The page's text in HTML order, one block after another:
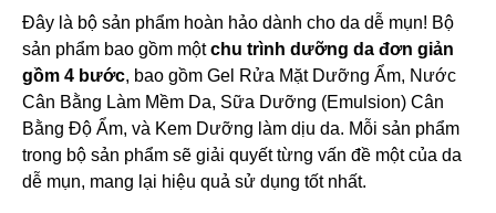
Đây là bộ sản phẩm hoàn hảo dành cho da dễ mụn! Bộ
sản phẩm bao gồm mộtchu trình dưỡng da đơn giản
gồm 4 bước, bao gồm Gel Rửa Mặt Dưỡng Ẩm, Nước
Cân Bằng Làm Mềm Da, Sữa Dưỡng (Emulsion) Cân
Bằng Độ Ẩm, và Kem Dưỡng làm dịu da. Mỗi sản phẩm
trong bộ sản phẩm sẽ giải quyết từng vấn đề một của da
dễ mụn, mang lại hiệu quả sử dụng tốt nhất.